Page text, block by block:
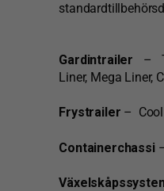
Gardintrailer –
Liner, Mega Liner,
Frystrailer –
Containerchassi